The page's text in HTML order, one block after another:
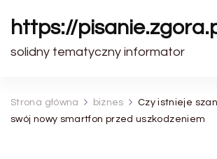
https://
solidny tematyczny informator
Strona główna biznes
Czy istnieje
swój nowy smartfon przed uszkodzeniem